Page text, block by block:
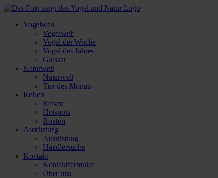
Vogelwelt
Vogelwelt
Vogel der Woche
Vogel des Jahres
Glossar
Naturwelt
Naturwelt
Tier des Monats
Reisen
Reisen
Hotspots
Routen
Ausrüstung
Ausrüstung
Händlersuche
Kontakt
Kontaktformular
Über uns